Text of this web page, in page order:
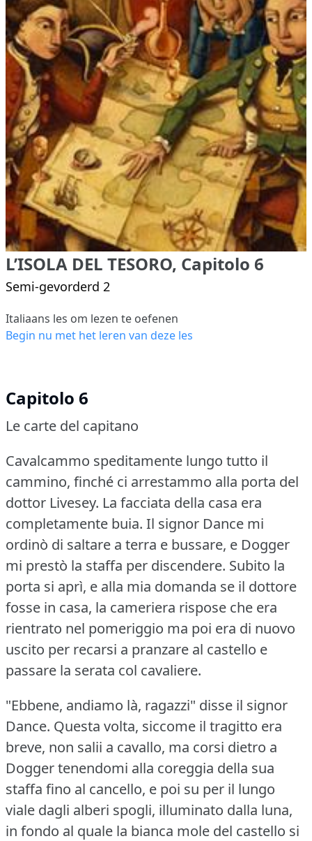
L’ISOLA DEL TESORO, Capitolo 6
Semi-gevorderd 2
Italiaans les om lezen te oefenen
Begin nu met het leren van deze les
Capitolo 6
Le carte del capitano
Cavalcammo speditamente lungo tutto il
cammino, finché ci arrestammo alla porta del
dottor Livesey. La facciata della casa era
completamente buia. Il signor Dance mi
ordinò di saltare a terra e bussare, e Dogger
mi prestò la staffa per discendere. Subito la
porta si aprì, e alla mia domanda se il dottore
fosse in casa, la cameriera rispose che era
rientrato nel pomeriggio ma poi era di nuovo
uscito per recarsi a pranzare al castello e
passare la serata col cavaliere.
"Ebbene, andiamo là, ragazzi" disse il signor
Dance. Questa volta, siccome il tragitto era
breve, non salii a cavallo, ma corsi dietro a
Dogger tenendomi alla coreggia della sua
staffa fino al cancello, e poi su per il lungo
viale dagli alberi spogli, illuminato dalla luna,
in fondo al quale la bianca mole del castello si